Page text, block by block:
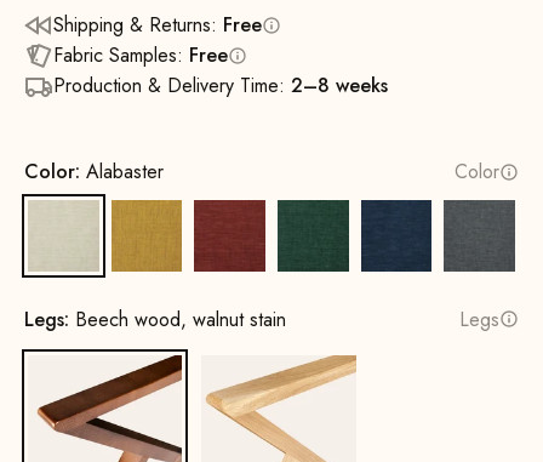
Shipping & Returns: Free
Fabric Samples: Free
Production & Delivery Time: 2–8 weeks
Color: Alabaster Color
Sun yellow
Legs: Beech wood, walnut stain Legs
Beech wood, walnut stainOak, natural